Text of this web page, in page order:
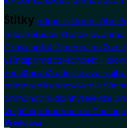
Štítky prima tvMartin
televizeLuděk Staněklovprima
OravkinpřežitíiprimaJan
usínáiprima.czMichaela
zoneSarahZrádcisurvivorvojta
primareality showNicole
primanovinkajohnytelevize
VojáčekprimaAndrea
Předchozí